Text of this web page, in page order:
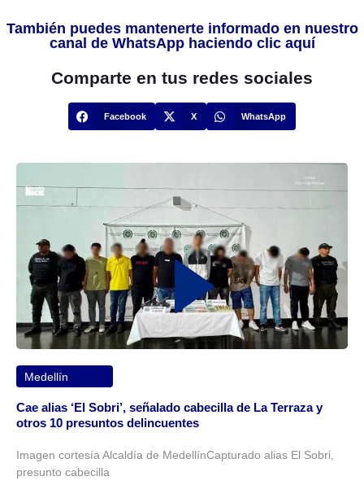
También puedes mantenerte informado en nuestro
canal de WhatsApp haciendo clic aquí
Comparte en tus redes sociales
Facebook X WhatsApp
Medellín
Cae alias ‘El Sobri’, señalado cabecilla de La Terraza y
otros 10 presuntos delincuentes
Imagen cortesía Alcaldía de MedellínCapturado alias El Sobri,
presunto cabecilla